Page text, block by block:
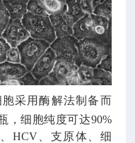
采用酶解法制备而
，细胞纯度可达90%
HCV、支原体、细